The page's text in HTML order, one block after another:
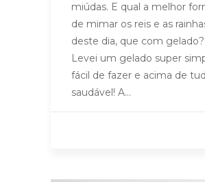
miúdas. E qual a melhor
de mimar os reis e as
deste dia, que com gelado?
Levei um gelado super
fácil de fazer e acima de
saudável! A…